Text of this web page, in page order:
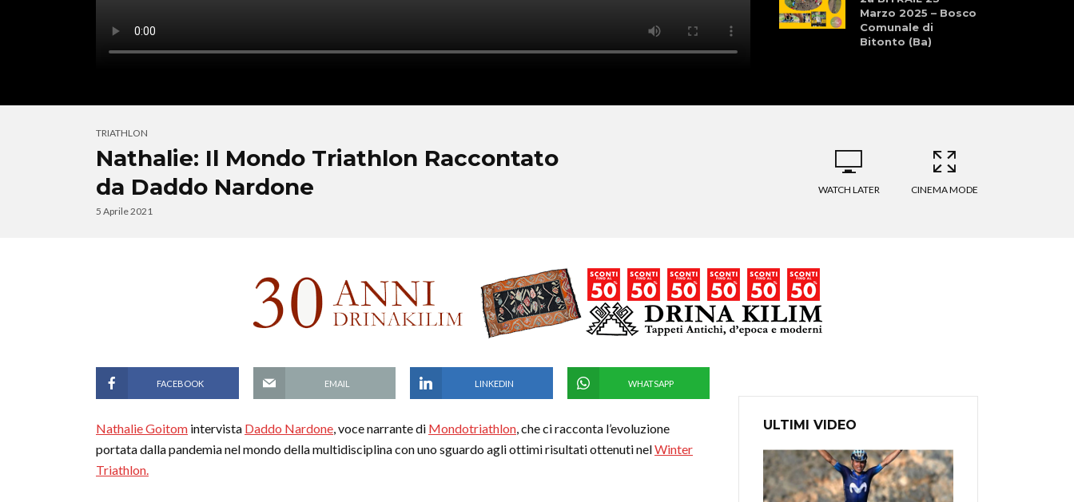
Marzo 2025 – Bosco
Comunale di
Bitonto (Ba)
TRIATHLON
Nathalie: Il Mondo Triathlon Raccontato
da Daddo Nardone
5 Aprile 2021
WATCH LATER CINEMA MODE
FACEBOOK EMAIL LINKEDIN WHATSAPP
Nathalie Goitom intervista Daddo Nardone, voce narrante di Mondotriathlon, che ci racconta l’evoluzione
portata dalla pandemia nel mondo della multidisciplina con uno sguardo agli ottimi risultati ottenuti nelWinter
Triathlon.
ULTIMI VIDEO